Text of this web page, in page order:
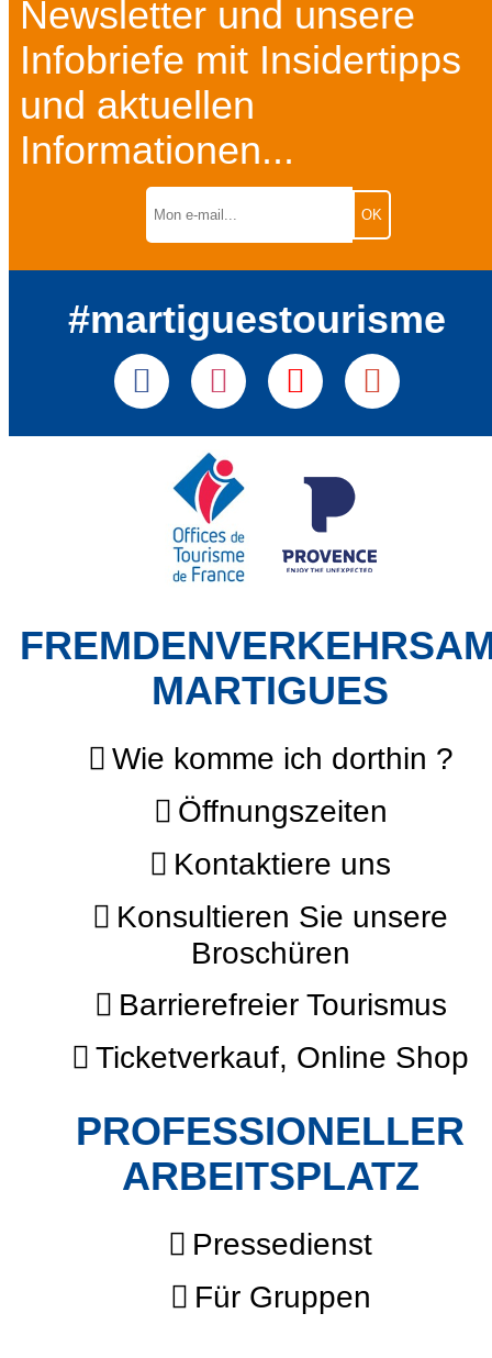
Newsletter und unsere
Infobriefe mit Insidertipps
und aktuellen
Informationen...
#martiguestourisme
MARTIGUES
Wie komme ich dorthin ?
Öffnungszeiten
Kontaktiere uns
Konsultieren Sie unsere
Broschüren
Barrierefreier Tourismus
Ticketverkauf, Online Shop
PROFESSIONELLER
ARBEITSPLATZ
Pressedienst
Für Gruppen